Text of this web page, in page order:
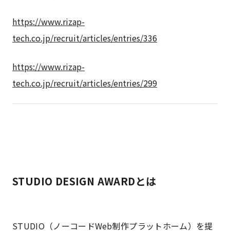
https://www.rizap-
tech.co.jp/recruit/articles/entries/336
https://www.rizap-
tech.co.jp/recruit/articles/entries/299
STUDIO DESIGN AWARDとは
STUDIO（ノーコードWeb制作プラットホーム）を提